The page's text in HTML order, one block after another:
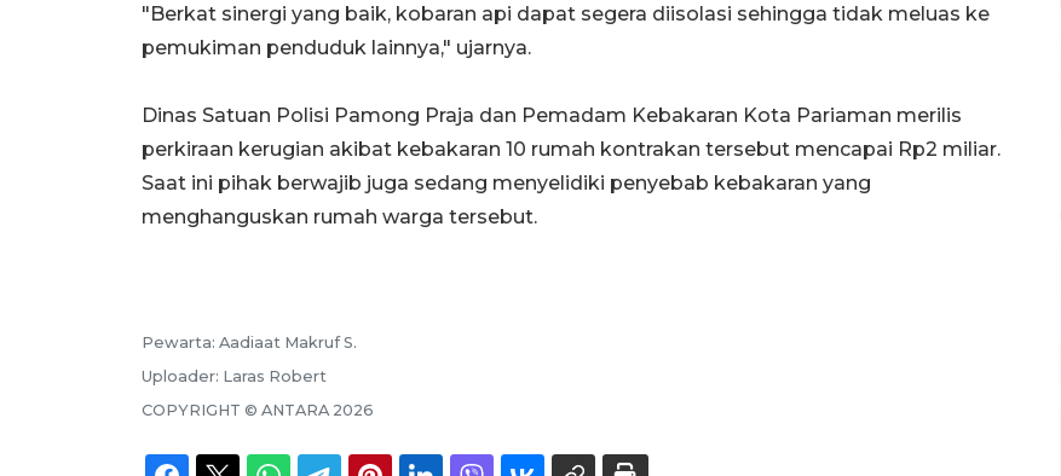
"Berkat sinergi yang baik, kobaran api dapat segera diisolasi sehingga tidak meluas ke
pemukiman penduduk lainnya," ujarnya.
Dinas Satuan Polisi Pamong Praja dan Pemadam Kebakaran Kota Pariaman merilis
perkiraan kerugian akibat kebakaran 10 rumah kontrakan tersebut mencapai Rp2 miliar.
Saat ini pihak berwajib juga sedang menyelidiki penyebab kebakaran yang
menghanguskan rumah warga tersebut.
Pewarta: Aadiaat Makruf S.
Uploader: Laras Robert
COPYRIGHT © ANTARA 2026